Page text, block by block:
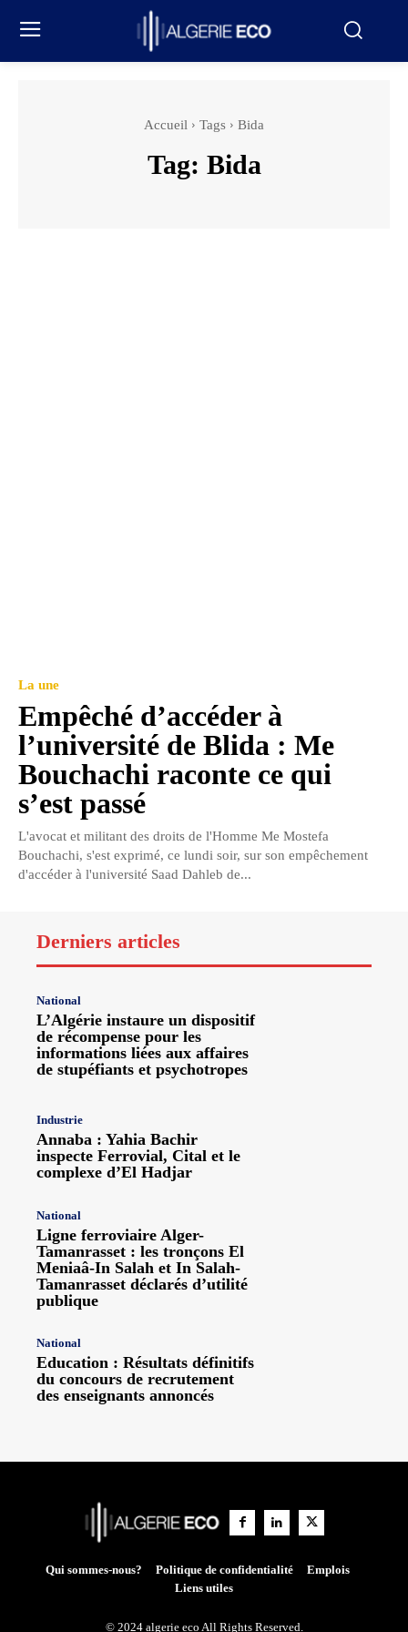
Accueil Tags Bida
Tag: Bida
La une
Empêché d’accéder à
l’université de Blida : Me
Bouchachi raconte ce qui
s’est passé
L'avocat et militant des droits de l'Homme Me Mostefa
Bouchachi, s'est exprimé, ce lundi soir, sur son empêchement
d'accéder à l'université Saad Dahleb de...
Derniers articles
National
L’Algérie instaure un dispositif
de récompense pour les
informations liées aux affaires
de stupéfiants et psychotropes
Industrie
Annaba : Yahia Bachir
inspecte Ferrovial, Cital et le
complexe d’El Hadjar
National
Ligne ferroviaire Alger-
Tamanrasset : les tronçons El
Meniaâ-In Salah et In Salah-
Tamanrasset déclarés d’utilité
publique
National
Education : Résultats définitifs
du concours de recrutement
des enseignants annoncés
Qui sommes-nous? Politique de confidentialité
Emplois
Liens utiles
© 2024 algerie eco All Rights Reserved.